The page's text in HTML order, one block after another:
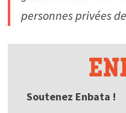
personnes privées
Soutenez Enbata !